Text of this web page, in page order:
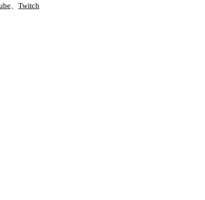
Twitch